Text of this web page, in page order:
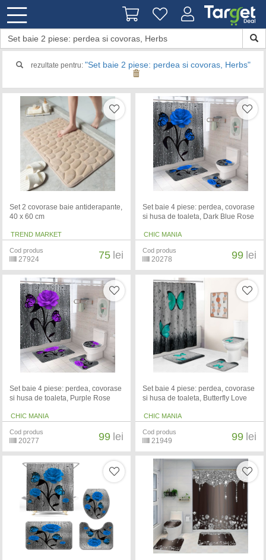
rezultate pentru: "Set baie 2 piese: perdea si covoras, Herbs"
Set 2 covorase baie antiderapante,
40 x 60 cm
TREND MARKET
Cod produs
27924 75 lei
Set baie 4 piese: perdea, covorase
si husa de toaleta, Dark Blue Rose
CHIC MANIA
Cod produs
20278 99 lei
Set baie 4 piese: perdea, covorase
si husa de toaleta, Purple Rose
CHIC MANIA
Cod produs
20277 99 lei
Set baie 4 piese: perdea, covorase
si husa de toaleta, Butterfly Love
CHIC MANIA
Cod produs
21949 99 lei